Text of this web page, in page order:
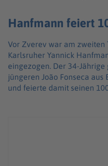
Hanfmann feiert
Vor Zverev war am zweiten
Karlsruher Yannick
eingezogen. Der 34-
jüngeren João Fonseca aus
und feierte damit seinen